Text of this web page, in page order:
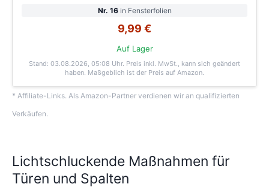
Nr. 16in Fensterfolien
9,99 €
Auf Lager
Stand: 03.08.2026, 05:08 Uhr. Preis inkl. MwSt., kann sich geändert
haben. Maßgeblich ist der Preis auf Amazon.
* Affiliate-Links. Als Amazon-Partner verdienen wir an qualifizierten
Verkäufen.
Lichtschluckende Maßnahmen für
Türen und Spalten